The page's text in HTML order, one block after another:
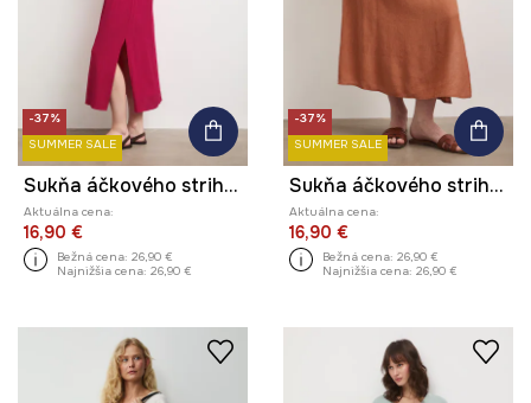
-37%
SUMMER SALE
Sukňa áčkového strihu s viskózou
Aktuálna cena:
16,90 €
Bežná cena: 26,90 €
Najnižšia cena: 26,90 €
-37%
SUMMER SALE
Sukňa áčkového strihu s viskózou
Aktuálna cena:
16,90 €
Bežná cena: 26,90 €
Najnižšia cena: 26,90 €